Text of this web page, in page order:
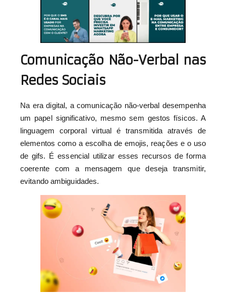
Comunicação Não-Verbal nas
Redes Sociais
Na era digital, a comunicação não-verbal desempenha
um papel significativo, mesmo sem gestos físicos. A
linguagem corporal virtual é transmitida através de
elementos como a escolha de emojis, reações e o uso
de gifs. É essencial utilizar esses recursos de forma
coerente com a mensagem que deseja transmitir,
evitando ambiguidades.